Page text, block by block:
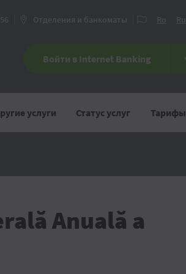
Отделения и банкоматы Ro Ru
Войти в Internet Banking
услуги Статус услуг Тарифы
Anuală a